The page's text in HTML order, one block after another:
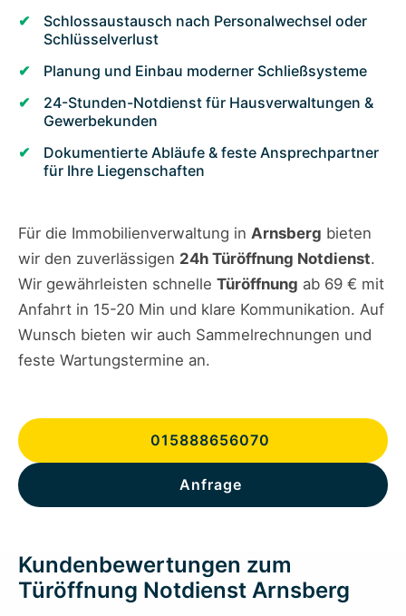
Schlossaustausch nach Personalwechsel oder
Schlüsselverlust
Planung und Einbau moderner Schließsysteme
24-Stunden-Notdienst für Hausverwaltungen &
Gewerbekunden
Dokumentierte Abläufe & feste Ansprechpartner
für Ihre Liegenschaften
Für die Immobilienverwaltung in Arnsberg bieten
wir den zuverlässigen 24h Türöffnung Notdienst.
Wir gewährleisten schnelle Türöffnung ab 69 € mit
Anfahrt in 15-20 Min und klare Kommunikation. Auf
Wunsch bieten wir auch Sammelrechnungen und
feste Wartungstermine an.
015888656070
Anfrage
Kundenbewertungen zum
Türöffnung Notdienst Arnsberg